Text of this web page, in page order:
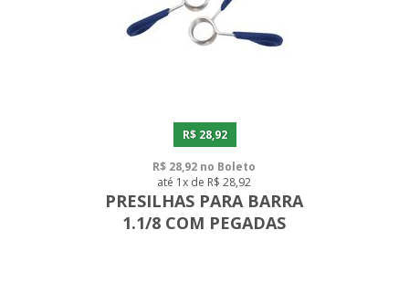
R$ 28,92
R$ 28,92 no Boleto
até 1x de R$ 28,92
PRESILHAS PARA BARRA
1.1/8 COM PEGADAS